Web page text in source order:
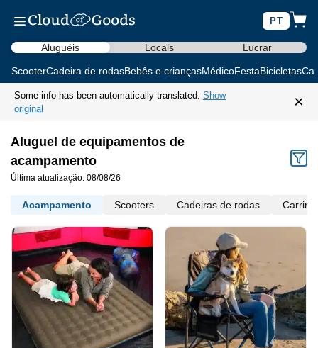
PT
Aluguéis Locais Lucrar
ScooterCadeira de rodasBebês e criançasMédicoFestaBicicletas
Some info has been automatically translated. Show
original
×
Aluguel de equipamentos de
acampamento
Última atualização: 08/08/26
Acampamento Scooters Cadeiras de rodas